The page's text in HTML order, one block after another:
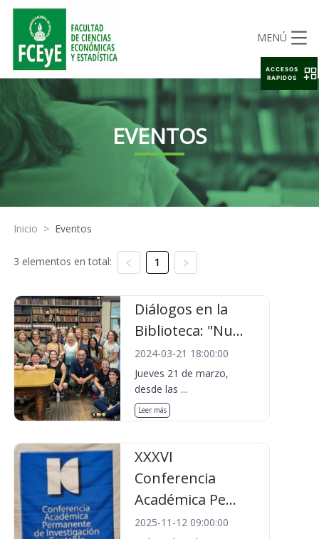
MENÚ
EVENTOS
Inicio > Eventos
3 elementos en total: 1
Diálogos en la
Biblioteca: "Nu...
2024-03-21 18:00:00
Jueves 21 de marzo,
desde las ...
Leer más
XXXVI
Conferencia
Académica Pe...
2025-11-12 09:00:00
ACCESOS
RAPIDOS